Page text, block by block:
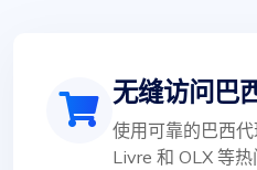
无缝访问巴
使用可靠的巴西
Livre 和 OLX 等